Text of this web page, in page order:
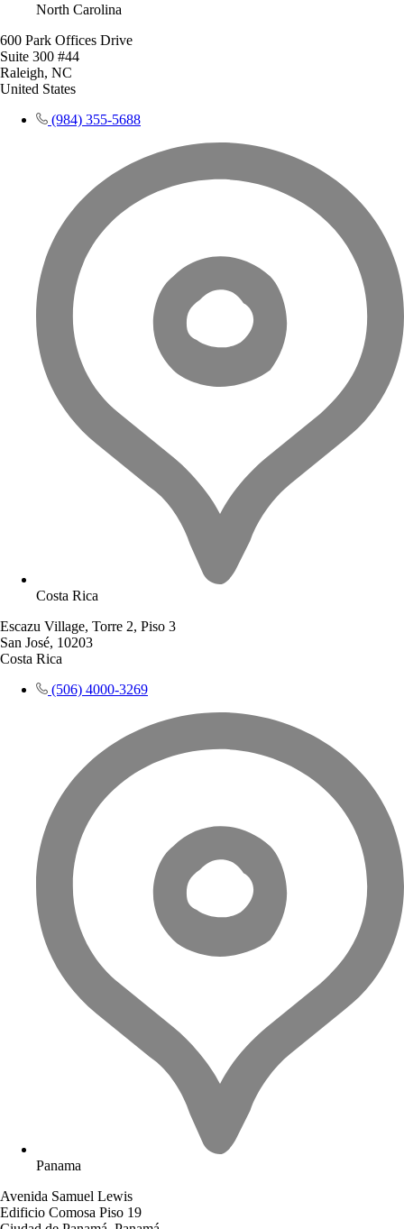
North Carolina
600 Park Offices Drive
Suite 300 #44
Raleigh, NC
United States
(984) 355-5688
Costa Rica
Escazu Village, Torre 2, Piso 3
San José, 10203
Costa Rica
(506) 4000-3269
Panama
Avenida Samuel Lewis
Edificio Comosa Piso 19